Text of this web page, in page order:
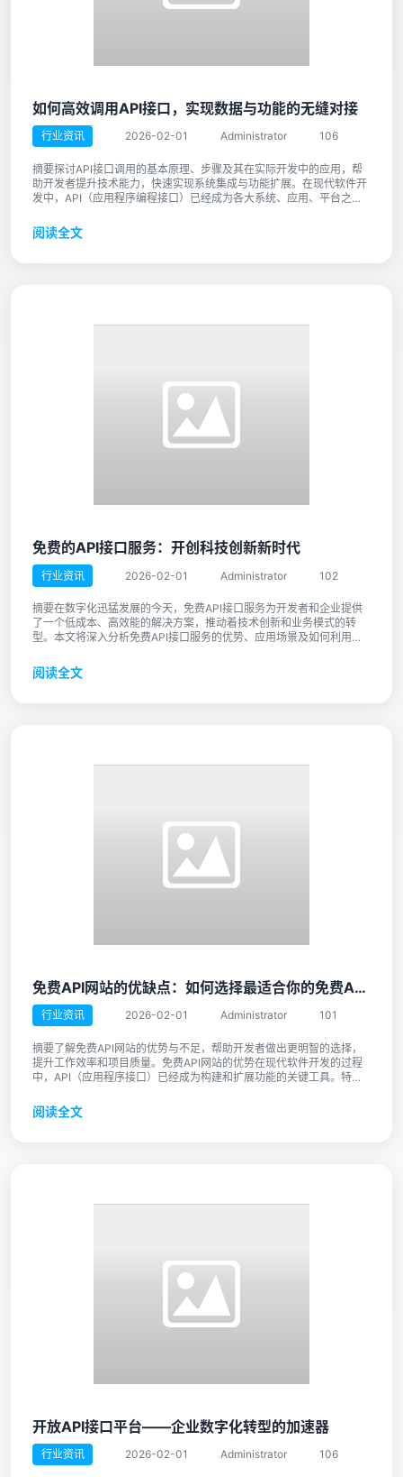
如何高效调用API接口，实现数据与功能的无缝对接
行业资讯 2026-02-01 Administrator 106
摘要探讨API接口调用的基本原理、步骤及其在实际开发中的应用，帮
助开发者提升技术能力，快速实现系统集成与功能扩展。在现代软件开
发中，API（应用程序编程接口）已经成为各大系统、应用、平台之间
阅读全文
免费的API接口服务：开创科技创新新时代
行业资讯 2026-02-01 Administrator 102
摘要在数字化迅猛发展的今天，免费API接口服务为开发者和企业提供
了一个低成本、高效能的解决方案，推动着技术创新和业务模式的转
型。本文将深入分析免费API接口服务的优势、应用场景及如何利用这
阅读全文
免费API网站的优缺点：如何选择最适合你的免费API资源
行业资讯 2026-02-01 Administrator 101
摘要了解免费API网站的优势与不足，帮助开发者做出更明智的选择，
提升工作效率和项目质量。免费API网站的优势在现代软件开发的过程
中，API（应用程序接口）已经成为构建和扩展功能的关键工具。特别
阅读全文
开放API接口平台——企业数字化转型的加速器
行业资讯 2026-02-01 Administrator 106